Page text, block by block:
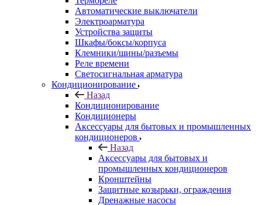
Автоматические выключатели
Электроарматура
Устройства защиты
Шкафы/боксы/корпуса
Клемники/шины/разъемы
Реле времени
Светосигнальная арматура
Кондиционирование
Назад
Кондиционирование
Кондиционеры
Аксессуары для бытовых и промышленных
кондиционеров
Назад
Аксессуары для бытовых и
промышленных кондиционеров
Кронштейны
Защитные козырьки, ограждения
Дренажные насосы